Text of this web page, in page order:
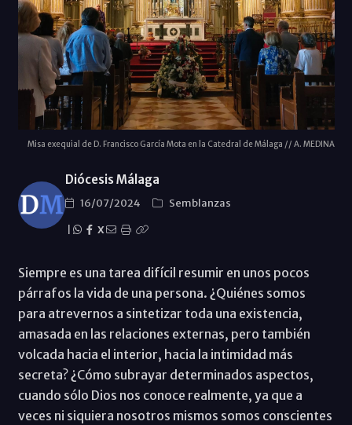
Misa exequial de D. Francisco García Mota en la Catedral de Málaga // A. MEDINA
Diócesis Málaga
16/07/2024
Semblanzas
X
Siempre es una tarea difícil resumir en unos pocos
párrafos la vida de una persona. ¿Quiénes somos
para atrevernos a sintetizar toda una existencia,
amasada en las relaciones externas, pero también
volcada hacia el interior, hacia la intimidad más
secreta? ¿Cómo subrayar determinados aspectos,
cuando sólo Dios nos conoce realmente, ya que a
veces ni siquiera nosotros mismos somos conscientes